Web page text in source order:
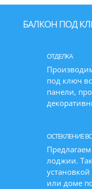
БАЛКОН ПОД
ОТДЕЛКА
под ключ
панели,
ОСТЕКЛЕНИЕ
лоджии.
или доме